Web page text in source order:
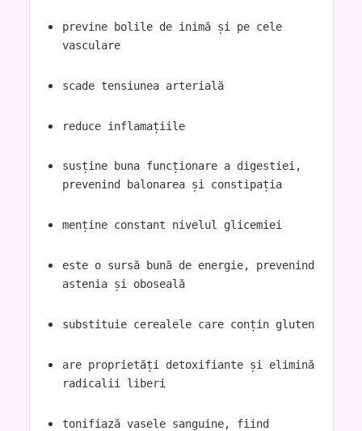
previne bolile de inimă și pe cele
vasculare
scade tensiunea arterială
reduce inflamațiile
susține buna funcționare a digestiei,
prevenind balonarea și constipația
menține constant nivelul glicemiei
este o sursă bună de energie, prevenind
astenia și oboseală
substituie cerealele care conțin gluten
are proprietăți detoxifiante și elimină
radicalii liberi
tonifiază vasele sanguine, fiind